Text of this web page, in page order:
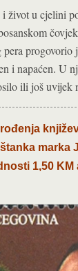
život u cjelini
progovorio
i napaćen. U
ili još uvijek
marka
1,50 KM